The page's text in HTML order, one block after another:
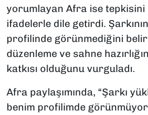
yorumlayan Afra ise tepkisini
ifadelerle dile getirdi.
profilinde görünmediğini
düzenleme ve sahne
katkısı olduğunu vurguladı.
Afra paylaşımında, “Şarkı
benim profilimde